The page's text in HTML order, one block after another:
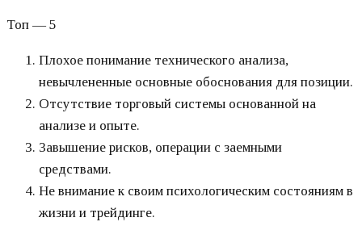
Топ — 5
Плохое понимание технического анализа,
невычлененные основные обоснования для позиции.
Отсутствие торговый системы основанной на
анализе и опыте.
Завышение рисков, операции с заемными
средствами.
Не внимание к своим психологическим состояниям в
жизни и трейдинге.